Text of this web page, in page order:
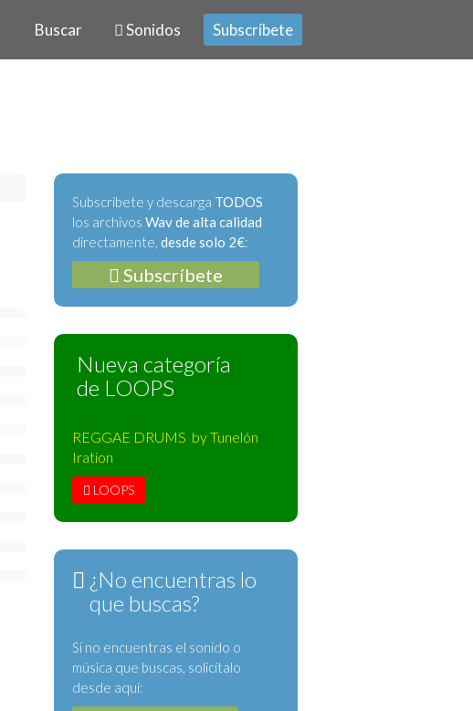
Buscar Sonidos Subscríbete
Subscríbete y descarga TODOS
los archivos Wav de alta calidad
directamente, desde solo 2€:
Subscríbete
Nueva categoría
de LOOPS
REGGAE DRUMS by Tunelón
Iration
LOOPS
¿No encuentras lo
que buscas?
Si no encuentras el sonido o
música que buscas, solicítalo
desde aquí: